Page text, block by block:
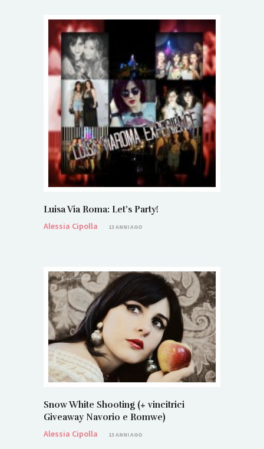
Luisa Via Roma: Let’s Party!
Alessia Cipolla
13 ANNI AGO
Snow White Shooting (+ vincitrici
Giveaway Navorio e Romwe)
Alessia Cipolla
13 ANNI AGO